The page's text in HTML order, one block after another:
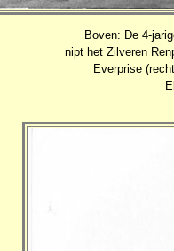
Boven: De 4-
nipt het Zilveren
Everprise